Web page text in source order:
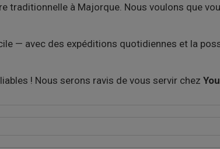
traditionnelle à Majorque. Nous voulons que
— avec des expéditions quotidiennes et la
! Nous serons ravis de vous servir chez